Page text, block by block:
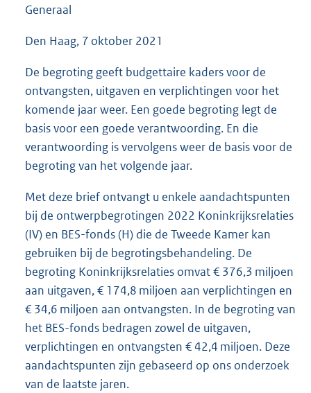
Generaal
Den Haag, 7 oktober 2021
De begroting geeft budgettaire kaders voor de
ontvangsten, uitgaven en verplichtingen voor het
komende jaar weer. Een goede begroting legt de
basis voor een goede verantwoording. En die
verantwoording is vervolgens weer de basis voor de
begroting van het volgende jaar.
Met deze brief ontvangt u enkele aandachtspunten
bij de ontwerpbegrotingen 2022 Koninkrijksrelaties
(IV) en BES-fonds (H) die de Tweede Kamer kan
gebruiken bij de begrotingsbehandeling. De
begroting Koninkrijksrelaties omvat € 376,3 miljoen
aan uitgaven, € 174,8 miljoen aan verplichtingen en
€ 34,6 miljoen aan ontvangsten. In de begroting van
het BES-fonds bedragen zowel de uitgaven,
verplichtingen en ontvangsten € 42,4 miljoen. Deze
aandachtspunten zijn gebaseerd op ons onderzoek
van de laatste jaren.